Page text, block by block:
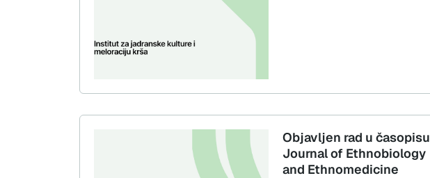
Objavljen rad u časopisu
Journal of Ethnobiology
and Ethnomedicine